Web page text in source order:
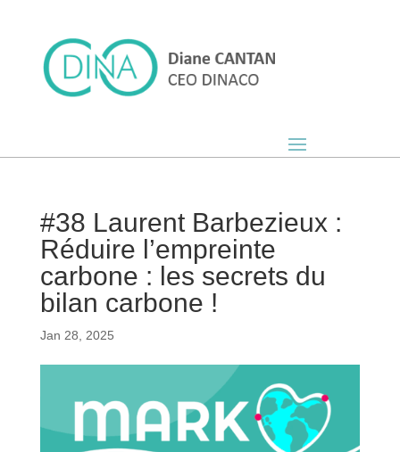
#38 Laurent Barbezieux :
Réduire l’empreinte
carbone : les secrets du
bilan carbone !
Jan 28, 2025